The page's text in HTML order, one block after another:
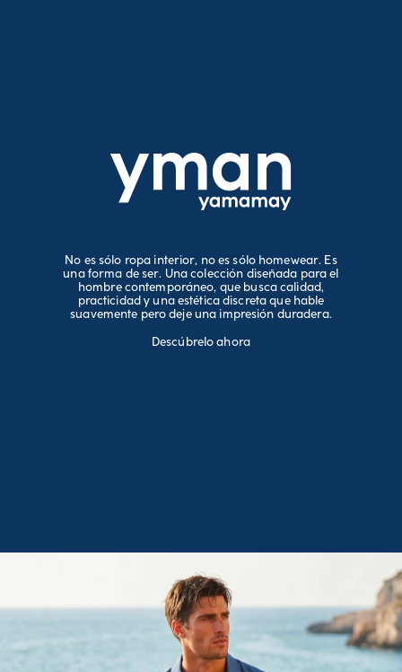
No es sólo ropa interior, no es sólo homewear. Es
una forma de ser. Una colección diseñada para el
hombre contemporáneo, que busca calidad,
practicidad y una estética discreta que hable
suavemente pero deje una impresión duradera.
Descúbrelo ahora